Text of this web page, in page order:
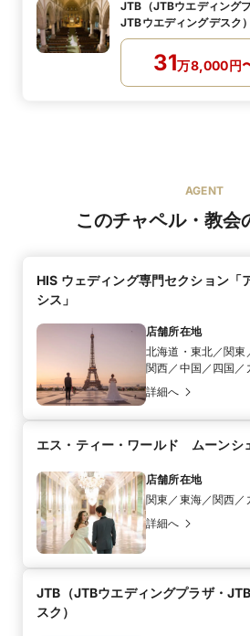
JTB（JTBウエディング
JTBウエディングデスク）
31万8,000円
AGENT
このチャペル・教会
HIS ウェディング専門セクション「
シス」
店舗所在地
北海道・東北／関東
関西／中国／四国／
詳細へ
エス・ティー・ワールド ムーンシ
店舗所在地
関東／東海／関西／
詳細へ
JTB（JTBウエディングプラザ・
スク）